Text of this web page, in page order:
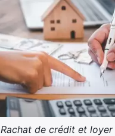
Rachat de crédit et